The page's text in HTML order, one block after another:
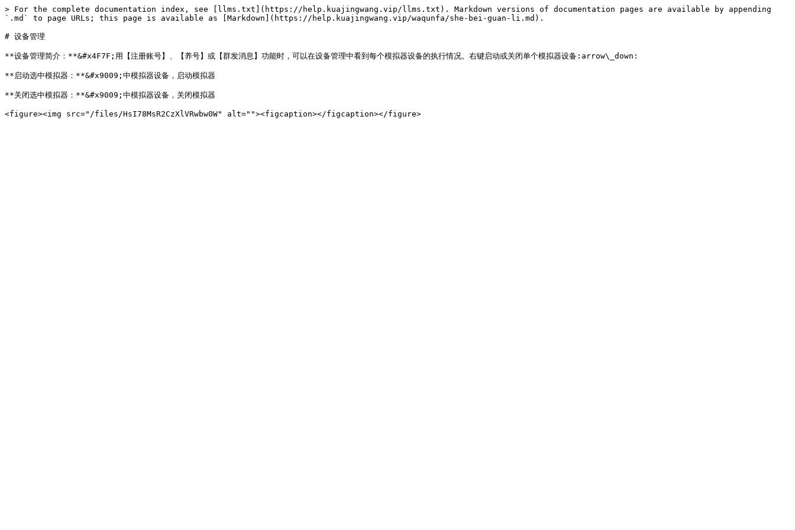
> For the complete documentation index, see [llms.txt](https://help.kuajingwang.vip/llms.txt). Markdown versions of documentation pages are available by appending
`.md` to page URLs; this page is available as [Markdown](https://help.kuajingwang.vip/waqunfa/she-bei-guan-li.md).
# 设备管理
**设备管理简介：**&#x4F7F;用【注册账号】、【养号】或【群发消息】功能时，可以在设备管理中看到每个模拟器设备的执行情况。右键启动或关闭单个模拟器设备:arrow\_down:
**启动选中模拟器：**&#x9009;中模拟器设备，启动模拟器
**关闭选中模拟器：**&#x9009;中模拟器设备，关闭模拟器